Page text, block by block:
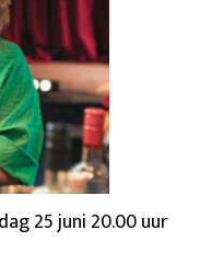
25 juni 20.00 uur